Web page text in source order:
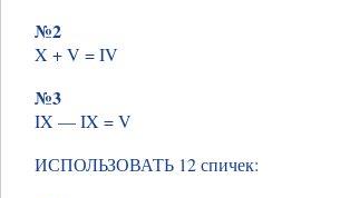
№2
X + V = IV
№3
IX — IX = V
ИСПОЛЬЗОВАТЬ 12 спичек: